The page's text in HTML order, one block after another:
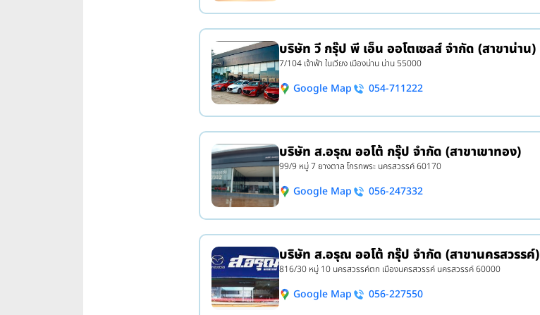
บริษัท วี กรุ๊ป พี เอ็น ออโตเซลส์ จำกัด (สาขาน่าน)
7/104 เจ้าฟ้า ในเวียง เมืองน่าน น่าน 55000
Google Map 054-711222
บริษัท ส.อรุณ ออโต้ กรุ๊ป จำกัด (สาขาเขาทอง)
99/9 หมู่ 7 ยางตาล โกรกพระ นครสวรรค์ 60170
Google Map 056-247332
บริษัท ส.อรุณ ออโต้ กรุ๊ป จำกัด (สาขานครสวรรค์)
816/30 หมู่ 10 นครสวรรค์ตก เมืองนครสวรรค์ นครสวรรค์ 60000
Google Map 056-227550